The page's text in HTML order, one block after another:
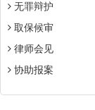
无罪辩护
取保候审
律师会见
协助报案